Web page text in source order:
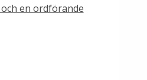
en ordförande